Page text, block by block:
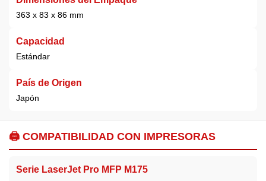
363 x 83 x 86 mm
Capacidad
Estándar
País de Origen
Japón
🖨️ COMPATIBILIDAD CON IMPRESORAS
Serie LaserJet Pro MFP M175